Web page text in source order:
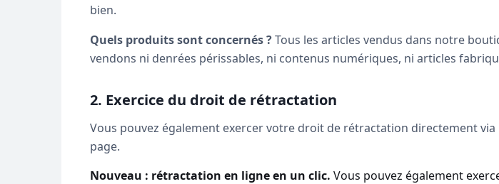
bien.
Quels produits sont concernés ?Tous les articles vendus dans notre
vendons ni denrées périssables, ni contenus numériques, ni articles
2. Exercice du droit de rétractation
Vous pouvez également exercer votre droit de rétractation directement
page.
Nouveau : rétractation en ligne en un clic. Vous pouvez également